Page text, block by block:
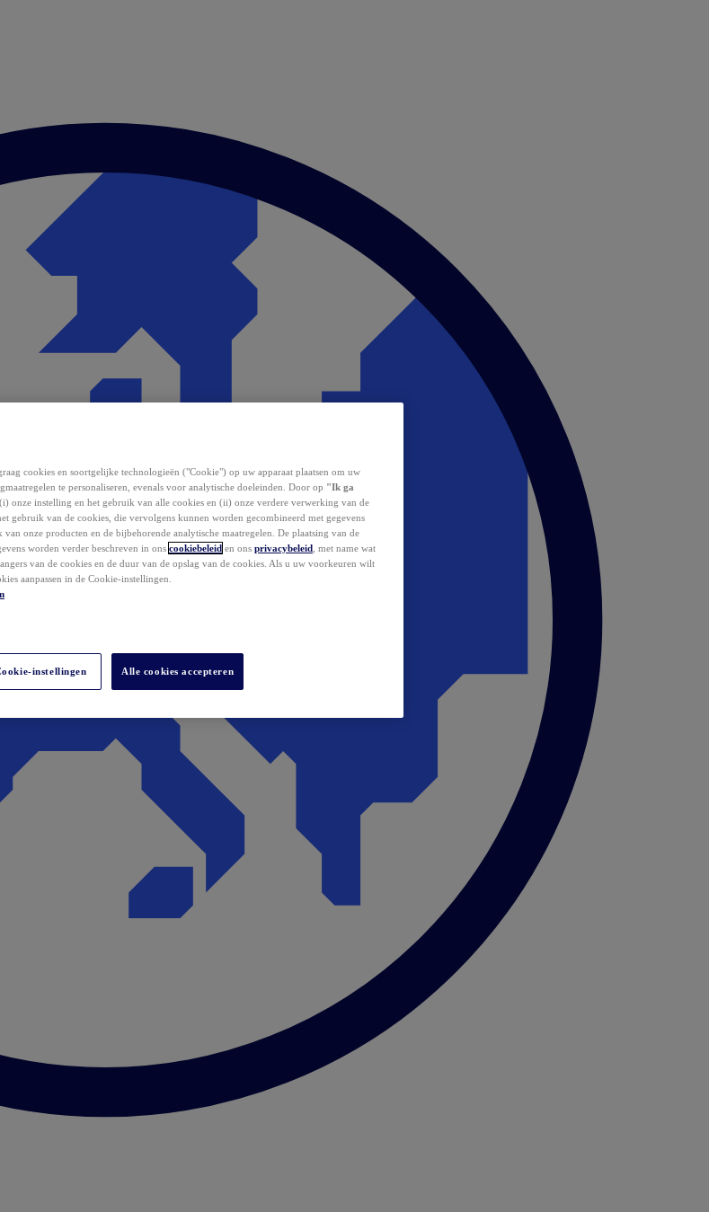
cookies en soortgelijke technologieën ("Cookie") op uw apparaat plaatsen om uw
te personaliseren, evenals voor analytische doeleinden. Door op "Ik ga
onze instelling en het gebruik van alle cookies en (ii) onze verdere verwerking van de
gebruik van de cookies, die vervolgens kunnen worden gecombineerd met gegevens
onze producten en de bijbehorende analytische maatregelen. De plaatsing van de
worden verder beschreven in ons cookiebeleid en ons privacybeleid , met name wat
van de cookies en de duur van de opslag van de cookies. Als u uw voorkeuren wilt
aanpassen in de Cookie-instellingen.
instellingen Alle cookies accepteren